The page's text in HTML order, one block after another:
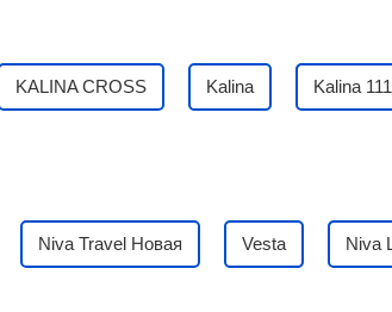
KALINA CROSS Kalina Kalina
Niva Travel Новая Vesta Niva